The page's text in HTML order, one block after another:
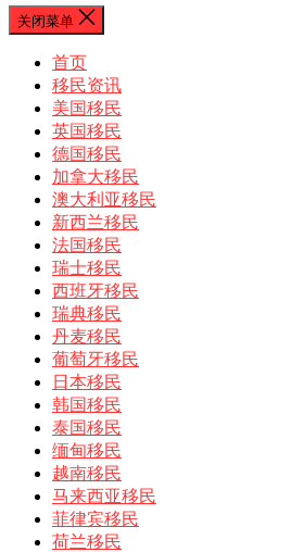
关闭菜单
首页
移民资讯
美国移民
英国移民
德国移民
加拿大移民
澳大利亚移民
新西兰移民
法国移民
瑞士移民
西班牙移民
瑞典移民
丹麦移民
葡萄牙移民
日本移民
韩国移民
泰国移民
缅甸移民
越南移民
马来西亚移民
菲律宾移民
荷兰移民